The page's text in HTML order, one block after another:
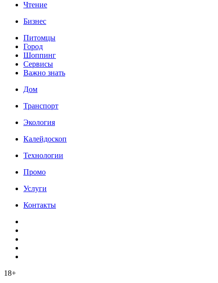
Чтение
Бизнес
Питомцы
Город
Шоппинг
Сервисы
Важно знать
Дом
Транспорт
Экология
Калейдоскоп
Технологии
Промо
Услуги
Контакты
18+